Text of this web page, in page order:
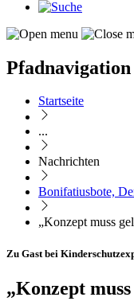
Pfadnavigation
Startseite
...
Nachrichten
Bonifatiusbote,
„Konzept muss
Zu Gast bei
„Konzept